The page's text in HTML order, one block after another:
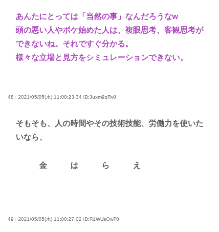
あんたにとっては「当然の事」なんだろうなw
頭の悪い人やボケ始めた人は、複眼思考、客観思考が
できないね。それですぐ分かる。
様々な立場と見方をシミュレーションできない。
48 : 2021/05/05(水) 11:00:23.34 ID:3uxm9qRv0
そもそも、人の時間やその技術技能、労働力を使いた
いなら、
金 は ら え
49 : 2021/05/05(水) 11:00:27.02 ID:R1WUsOwT0